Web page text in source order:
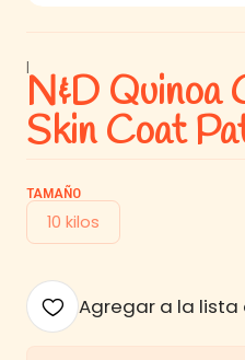
|
N&D Quinoa
Skin Coat
TAMAÑO
10 kilos
Agregar a la